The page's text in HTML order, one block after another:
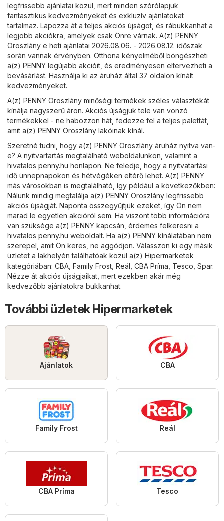
legfrissebb ajánlatai közül, mert minden szórólapjuk
fantasztikus kedvezményeket és exkluzív ajánlatokat
tartalmaz. Lapozza át a teljes akciós újságot, és rábukkanhat a
legjobb akciókra, amelyek csak Önre várnak. A(z) PENNY
Oroszlány e heti ajánlatai 2026.08.06. - 2026.08.12. időszak
során vannak érvényben. Otthona kényelméből böngészheti
a(z) PENNY legújabb akcióit, és eredményesen eltervezheti a
bevásárlást. Használja ki az áruház által 37 oldalon kínált
kedvezményeket.
A(z) PENNY Oroszlány minőségi termékek széles választékát
kínálja nagyszerű áron. Akciós újságjuk tele van vonzó
termékekkel - ne habozzon hát, fedezze fel a teljes palettát,
amit a(z) PENNY Oroszlány lakóinak kínál.
Szeretné tudni, hogy a(z) PENNY Oroszlány áruház nyitva van-
e? A nyitvartartás megtalálható weboldalunkon, valamint a
hivatalos penny.hu honlapon. Ne feledje, hogy a nyitvatartási
idő ünnepnapokon és hétvégéken eltérő lehet. A(z) PENNY
más városokban is megtalálható, így például a következőkben:
Nálunk mindig megtalálja a(z) PENNY Oroszlány legfrissebb
akciós újságját. Naponta összegyűjtjük ezeket, így Ön nem
marad le egyetlen akcióról sem. Ha viszont több információra
van szüksége a(z) PENNY kapcsán, érdemes felkeresni a
hivatalos penny.hu weboldalt. Ha a(z) PENNY kínálatában nem
szerepel, amit Ön keres, ne aggódjon. Válasszon ki egy másik
üzletet a lakhelyén találhatóak közül a(z) Hipermarketek
kategóriában: CBA Family Frost Reál CBA Príma Tesco Spar.
Nézze át akciós újságjaikat, mert ezekben akár még
kedvezőbb ajánlatokra bukkanhat.
További üzletek Hipermarketek
Ajánlatok CBA
Family Frost Reál
CBA Príma Tesco